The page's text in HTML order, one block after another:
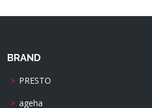
BRAND
PRESTO
ageha